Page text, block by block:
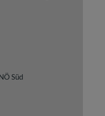
Süd